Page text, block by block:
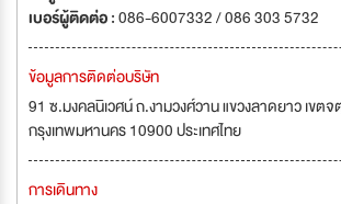
เบอร์ผู้ติดต่อ :086-6007332 / 086 303 5732
ข้อมูลการติดต่อบริษัท
91 ซ.มงคลนิเวศน์ ถ.งามวงศ์วาน แขวงลาดยาว เขต
กรุงเทพมหานคร 10900 ประเทศไทย
การเดินทาง